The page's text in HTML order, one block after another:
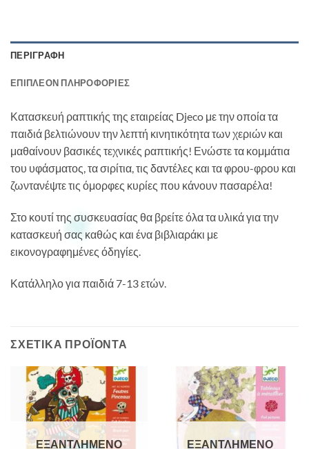
ΠΕΡΙΓΡΑΦΉ
ΕΠΙΠΛΈΟΝ ΠΛΗΡΟΦΟΡΊΕΣ
Κατασκευή ραπτικής της εταιρείας Djeco με την οποία τα
παιδιά βελτιώνουν την λεπτή κινητικότητα των χεριών και
μαθαίνουν βασικές τεχνικές ραπτικής! Ενώστε τα κομμάτια
του υφάσματος, τα σιρίτια, τις δαντέλες και τα φρου-φρου και
ζωντανέψτε τις όμορφες κυρίες που κάνουν πασαρέλα!
Στο κουτί της συσκευασίας θα βρείτε όλα τα υλικά για την
κατασκευή σας καθώς και ένα βιβλιαράκι με
εικονογραφημένες όδηγίες.
Κατάλληλο για παιδιά 7-13 ετών.
ΣΧΕΤΙΚΆ ΠΡΟΪΌΝΤΑ
ΕΞΑΝΤΛΗΜΈΝΟ ΕΞΑΝΤΛΗΜΈΝΟ